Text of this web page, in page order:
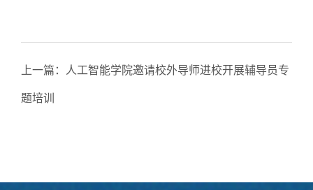
上一篇： 人工智能学院邀请校外导师进校开展辅导员专
题培训